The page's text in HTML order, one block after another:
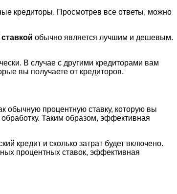
кредиторы. Просмотрев все ответы, можно
обычно является лучшим и дешевым.
В случае с другими кредиторами вам
вы получаете от кредиторов.
обычную процентную ставку, которую вы
Таким образом, эффективная
кредит и сколько затрат будет включено.
процентных ставок, эффективная